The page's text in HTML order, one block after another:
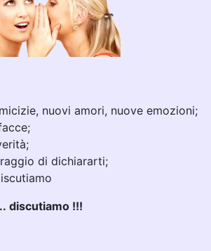
nuovi amori, nuove emozioni;
di dichiararti;
discutiamo !!!